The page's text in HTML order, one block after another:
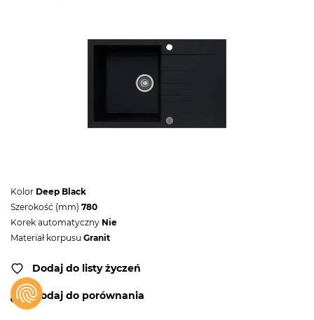
Kolor Deep Black
Szerokość (mm) 780
Korek automatyczny Nie
Materiał korpusu Granit
Dodaj do listy życzeń
Dodaj do porównania